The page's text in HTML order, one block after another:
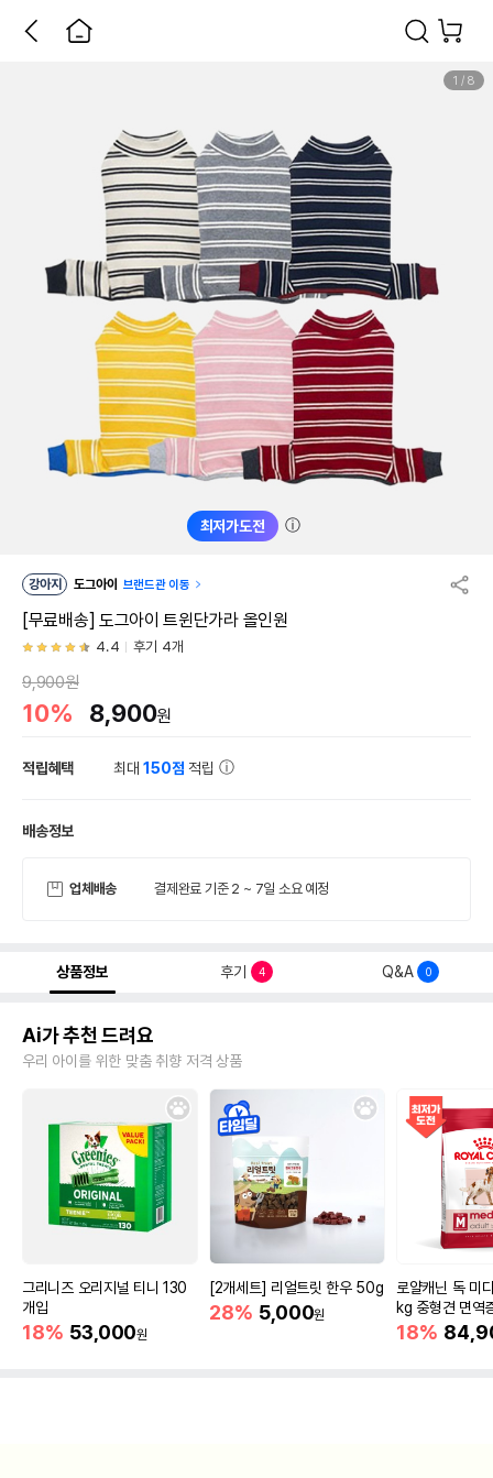
최저가도전 ⓘ
1 / 8
강아지 도그아이 브랜드관 이동
[무료배송] 도그아이 트윈단가라 올인원
4.4 후기 4개
9,900원
10% 8,900원
적립혜택 최대150점 적립
배송정보
업체배송 결제완료 기준 2 ~ 7일 소요 예정
상품정보 후기 4 Q&A 0
Ai가 추천 드려요
우리 아이를 위한 맞춤 취향 저격 상품
그리니즈 오리지널 티니 130
개입
18% 53,000원
[2개세트] 리얼트릿 한우 50g
28% 5,000원
로얄캐닌 독 미
kg 중형견 면역
18%